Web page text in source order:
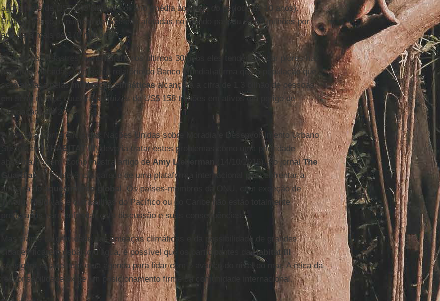
agora mais de US$ 140 bilhões por ano (média ao longo do período de 10 anos).
Enquanto isso, o número de pessoas afetadas no mundo passou de 60 milhões por
ano para mais de 170 milhões.
Mas se os desastres aumentaram nos últimos 30 anos eles tendem a ficar piores nas
próximas décadas. O mesmo relatório do Banco Mundial afirma que a população que
será afetada pelasmudanças climáticasalcançará a cifra de 1,3 bilhão de pessoas
em sério risco e causará prejuízos de US$ 158 trilhões em ativos em perigo de
inundação, até 2050.
A Terceira Conferência das Nações Unidas sobre Moradia e Desenvolvimento Urbano
Sustentável ( HABITAT III) deveria tratar estes problemas como uma prioridade
absoluta. Porém, como mostra artigo deAmy Lieberman (14/10/2016), no jornalThe
Guardian, a Conferência carece de uma plataforma internacional para enfrentar a
ameaça do
aquecimento global . Os países-membros da ONU, com exceção de
Tuvalu, Maldivas e outras ilhas do Pacífico ou do Caribe não estão totalmente
preparados para enfrentar esta discussão e suas consequências.
Mas diante da gravidade das ameaças climáticas e da possibilidade de grandes
cidades ficarem debaixo d’água, é possível que os participantes daHabitat III
consigam estabelecer uma agenda para lidar com o avanço do nível do mar. A ética da
responsabilidade exige um posicionamento firme da comunidade internacional.